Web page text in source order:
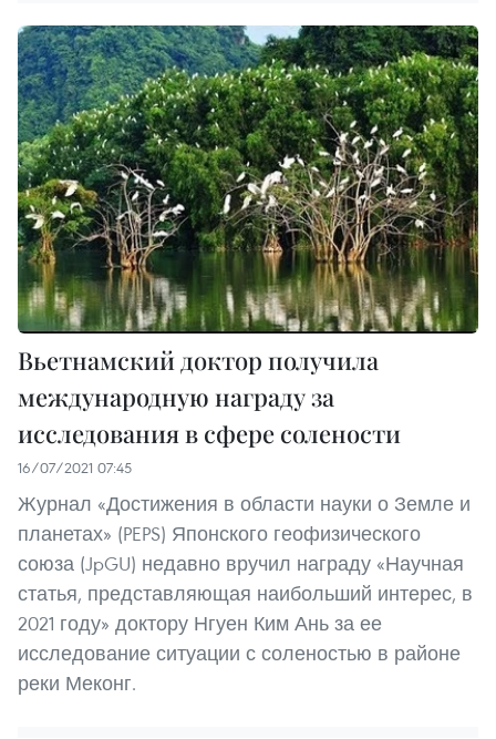
Вьетнамский доктор получила
международную награду за
исследования в сфере солености
16/07/2021 07:45
Журнал «Достижения в области науки о Земле и
планетах» (PEPS) Японского геофизического
союза (JpGU) недавно вручил награду «Научная
статья, представляющая наибольший интерес, в
2021 году» доктору Нгуен Ким Ань за ее
исследование ситуации с соленостью в районе
реки Меконг.